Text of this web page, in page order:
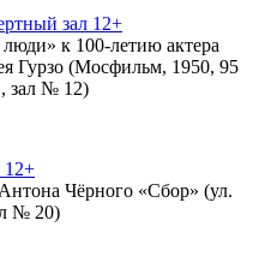
зал 12+
к 100-летию актера
Гурзо (Мосфильм, 1950, 95
зал № 12)
12+
Чёрного «Сбор» (ул.
№ 20)